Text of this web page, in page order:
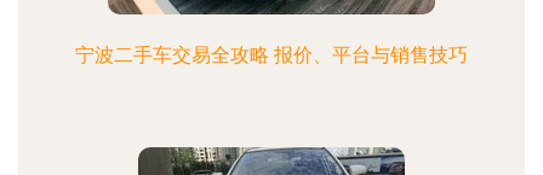
宁波二手车交易全攻略 报价、平台与销售技巧